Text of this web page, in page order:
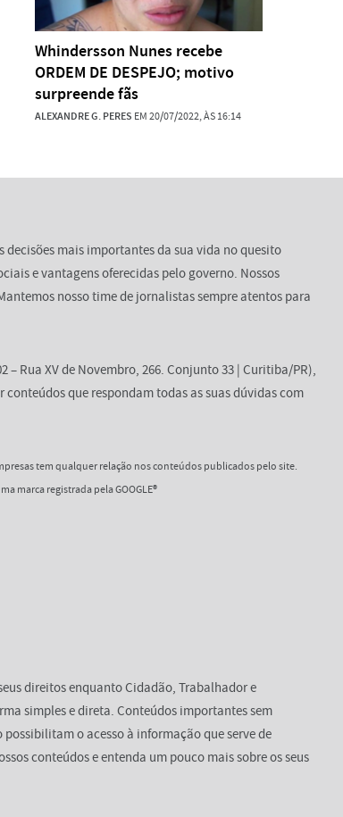
Whindersson Nunes recebe
ORDEM DE DESPEJO; motivo
surpreende fãs
ALEXANDRE G. PERES EM 20/07/2022, ÀS 16:14
mais importantes da sua vida no quesito
e vantagens oferecidas pelo governo. Nossos
nosso time de jornalistas sempre atentos para
– Rua XV de Novembro, 266. Conjunto 33 | Curitiba/PR),
que respondam todas as suas dúvidas com
tem qualquer relação nos conteúdos publicados pelo site.
marca registrada pela GOOGLE®
direitos enquanto Cidadão, Trabalhador e
simples e direta. Conteúdos importantes sem
o acesso à informação que serve de
conteúdos e entenda um pouco mais sobre os seus